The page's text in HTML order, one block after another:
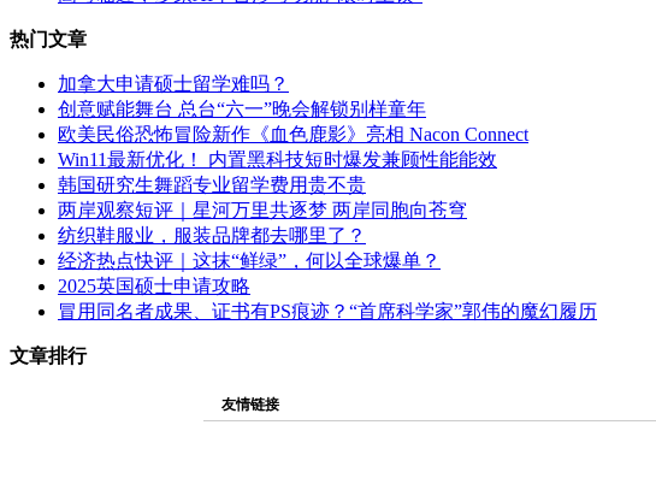
热门文章
加拿大申请硕士留学难吗？
创意赋能舞台 总台“六一”晚会解锁别样童年
欧美民俗恐怖冒险新作《血色鹿影》亮相 Nacon Connect
Win11最新优化！ 内置黑科技短时爆发兼顾性能能效
韩国研究生舞蹈专业留学费用贵不贵
两岸观察短评｜星河万里共逐梦 两岸同胞向苍穹
纺织鞋服业，服装品牌都去哪里了？
经济热点快评｜这抹“鲜绿”，何以全球爆单？
2025英国硕士申请攻略
冒用同名者成果、证书有PS痕迹？“首席科学家”郭伟的魔幻履历
文章排行
友情链接